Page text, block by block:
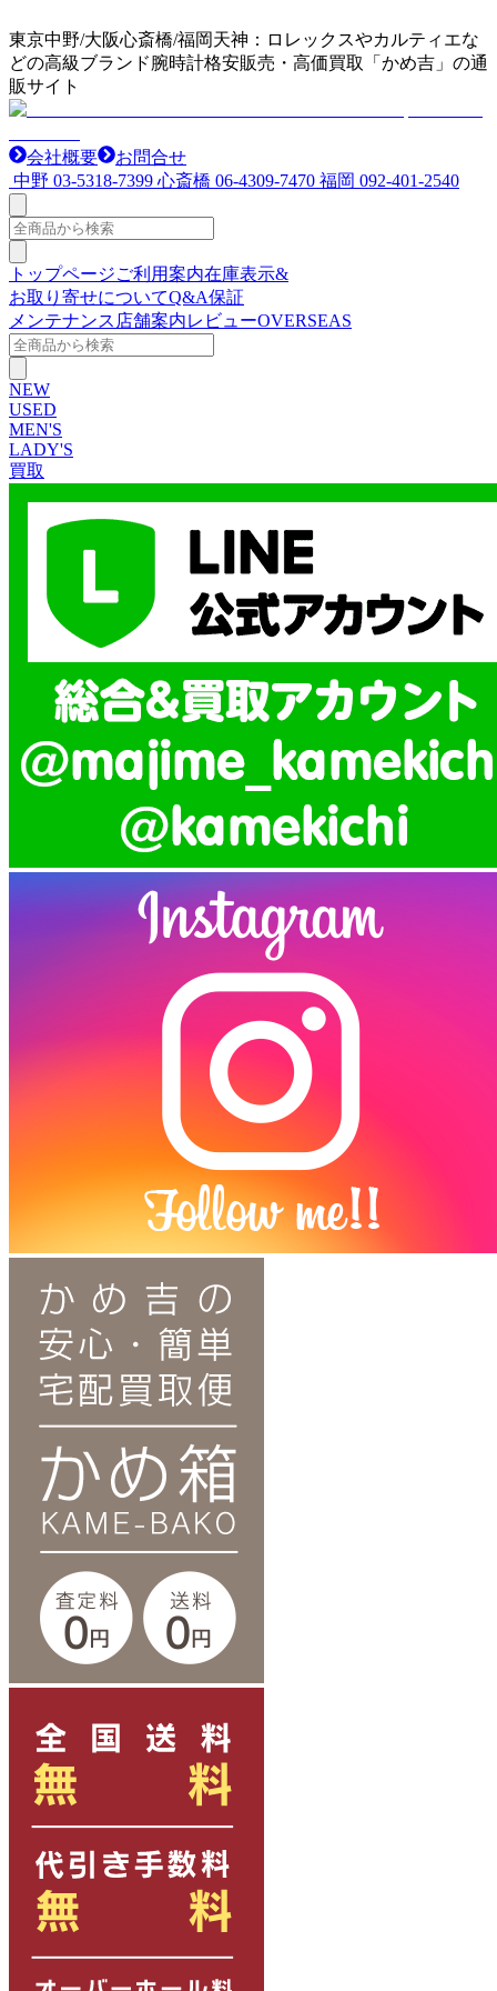
東京中野/大阪心斎橋/福岡天神：ロレックスやカルティエな
どの高級ブランド腕時計格安販売・高価買取「かめ吉」の通
販サイト
会社概要
お問合せ
中野 03-5318-7399 心斎橋 06-4309-7470 福岡 092-401-2540
トップページご利用案内在庫表示&
お取り寄せについてQ&A保証
メンテナンス 店舗案内レビューOVERSEAS
NEW
USED
MEN'S
LADY'S
買取